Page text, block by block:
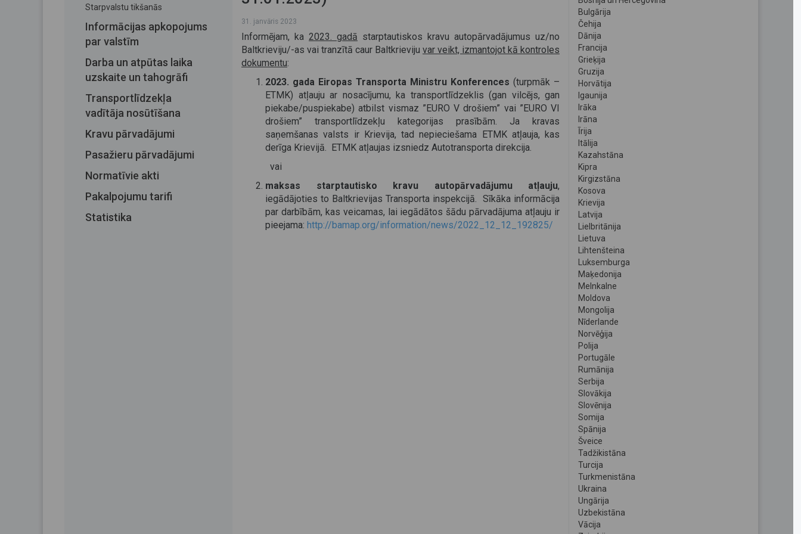
Starpvalstu tikšanās
Informācijas apkopojums
par valstīm
Darba un atpūtas laika
uzskaite un tahogrāfi
Transportlīdzekļa
vadītāja nosūtīšana
Kravu pārvadājumi
Pasažieru pārvadājumi
Normatīvie akti
Pakalpojumu tarifi
Statistika
31. janvāris 2023
Informējam, ka 2023. gadā starptautiskos kravu autopārvadājumus uz/no
Baltkrieviju/-as vai tranzītā caur Baltkrieviju var veikt, izmantojot kā kontroles
dokumentu:
2023. gada Eiropas Transporta Ministru Konferences (turpmāk –
ETMK) atļauju ar nosacījumu, ka transportlīdzeklis (gan vilcējs, gan
piekabe/puspiekabe) atbilst vismaz ”EURO V drošiem” vai ”EURO VI
drošiem” transportlīdzekļu kategorijas prasībām. Ja kravas
saņemšanas valsts ir Krievija, tad nepieciešama ETMK atļauja, kas
derīga Krievijā. ETMK atļaujas izsniedz Autotransporta direkcija.
vai
maksas starptautisko kravu autopārvadājumu atļauju,
iegādājoties to Baltkrievijas Transporta inspekcijā. Sīkāka informācija
par darbībām, kas veicamas, lai iegādātos šādu pārvadājuma atļauju ir
pieejama: http://bamap.org/information/news/2022_12_12_192825/
Bulgārija
Čehija
Dānija
Francija
Grieķija
Gruzija
Horvātija
Igaunija
Irāka
Irāna
Īrija
Itālija
Kazahstāna
Kipra
Kirgizstāna
Kosova
Krievija
Latvija
Lielbritānija
Lietuva
Lihtenšteina
Luksemburga
Maķedonija
Melnkalne
Moldova
Mongolija
Nīderlande
Norvēģija
Polija
Portugāle
Rumānija
Serbija
Slovākija
Slovēnija
Somija
Spānija
Šveice
Tadžikistāna
Turcija
Turkmenistāna
Ukraina
Ungārija
Uzbekistāna
Vācija